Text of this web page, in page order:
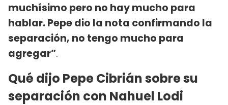
muchísimo pero no hay mucho para
hablar. Pepe dio la nota confirmando la
separación, no tengo mucho para
agregar”.
Qué dijo Pepe Cibrián sobre su
separación con Nahuel Lodi